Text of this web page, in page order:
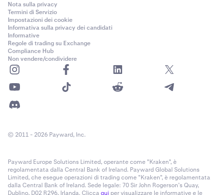
Nota sulla privacy
Termini di Servizio
Impostazioni dei cookie
Informativa sulla privacy dei candidati
Informative
Regole di trading su Exchange
Compliance Hub
Non vendere/condividere
© 2011 - 2026 Payward, Inc.
Payward Europe Solutions Limited, operante come "Kraken", è
regolamentata dalla Central Bank of Ireland. Payward Global Solutions
Limited, che esegue operazioni di trading come "Kraken", è regolamentata
dalla Central Bank of Ireland. Sede legale: 70 Sir John Rogerson’s Quay,
Dublino, D02 R296, Irlanda. Cliccaqui per visualizzare le informative e le